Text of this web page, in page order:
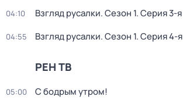
04:10 Взгляд русалки. Сезон 1. Серия 3-я
04:55 Взгляд русалки. Сезон 1. Серия 4-я
РЕН ТВ
05:00 С бодрым утром!